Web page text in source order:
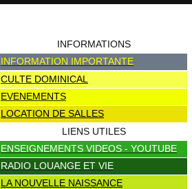
INFORMATIONS
INFORMATION IMPORTANTE
CULTE DOMINICAL
EVENEMENTS
LOCATION DE SALLES
LIENS UTILES
ENSEIGNEMENTS VIDEOS - YOUTUBE
RADIO LOUANGE ET VIE
LA NOUVELLE NAISSANCE